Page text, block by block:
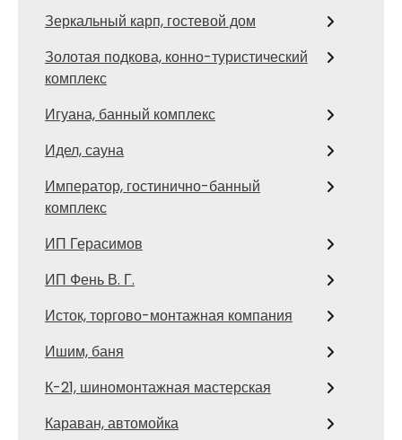
Зеркальный карп, гостевой дом
Золотая подкова, конно-туристический
комплекс
Игуана, банный комплекс
Идел, сауна
Император, гостинично-банный
комплекс
ИП Герасимов
ИП Фень В. Г.
Исток, торгово-монтажная компания
Ишим, баня
К-21, шиномонтажная мастерская
Караван, автомойка